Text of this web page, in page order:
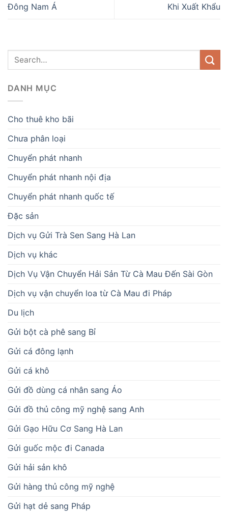
Đông Nam Á
Khi Xuất Khẩu
DANH MỤC
Cho thuê kho bãi
Chưa phân loại
Chuyển phát nhanh
Chuyển phát nhanh nội địa
Chuyển phát nhanh quốc tế
Đặc sản
Dịch vụ Gửi Trà Sen Sang Hà Lan
Dịch vụ khác
Dịch Vụ Vận Chuyển Hải Sản Từ Cà Mau Đến Sài Gòn
Dịch vụ vận chuyển loa từ Cà Mau đi Pháp
Du lịch
Gửi bột cà phê sang Bỉ
Gửi cá đông lạnh
Gửi cá khô
Gửi đồ dùng cá nhân sang Áo
Gửi đồ thủ công mỹ nghệ sang Anh
Gửi Gạo Hữu Cơ Sang Hà Lan
Gửi guốc mộc đi Canada
Gửi hải sản khô
Gửi hàng thủ công mỹ nghệ
Gửi hạt dẻ sang Pháp